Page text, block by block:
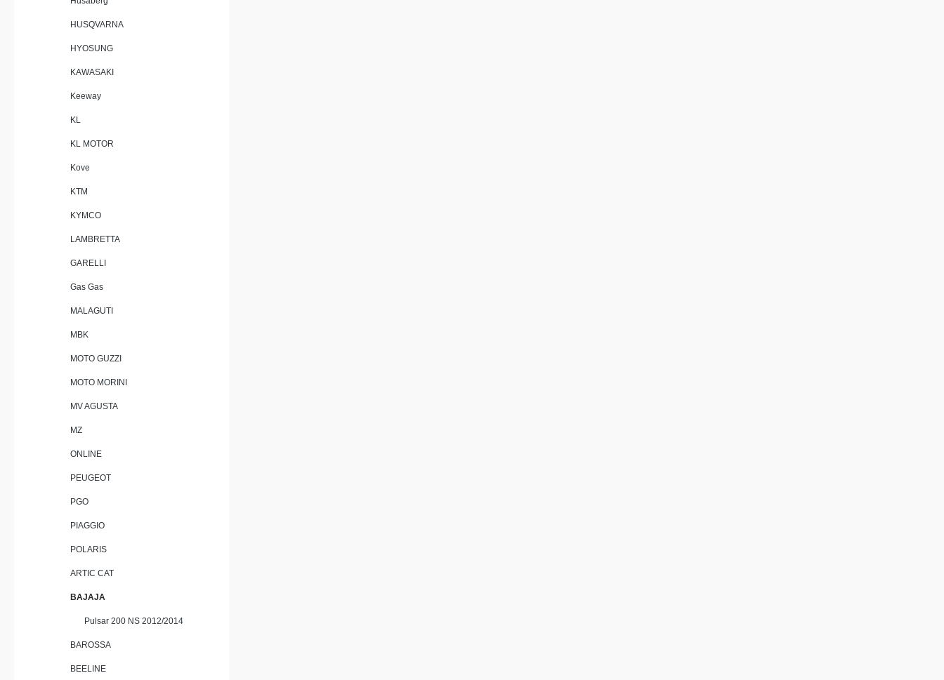
HUSQVARNA
HYOSUNG
KAWASAKI
Keeway
KL
KL MOTOR
Kove
KTM
KYMCO
LAMBRETTA
GARELLI
Gas Gas
MALAGUTI
MBK
MOTO GUZZI
MOTO MORINI
MV AGUSTA
MZ
ONLINE
PEUGEOT
PGO
PIAGGIO
POLARIS
ARTIC CAT
BAJAJA
Pulsar 200 NS 2012/2014
BAROSSA
BEELINE